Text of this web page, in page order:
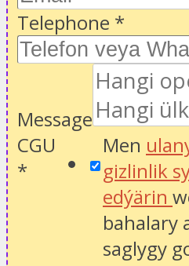
Telephone *
Message
CGU
*
Men
gizlinlik
edýärin
bahalary
saglygy